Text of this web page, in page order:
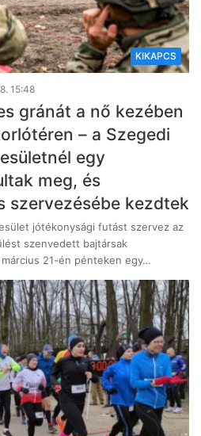
KIKAPCS
15:48
gránát a nő kezében
– a Szegedi
egy
meg, és
szervezésébe kezdtek
jótékonysági futást szervez az
szenvedett bajtársak
21-én pénteken egy…